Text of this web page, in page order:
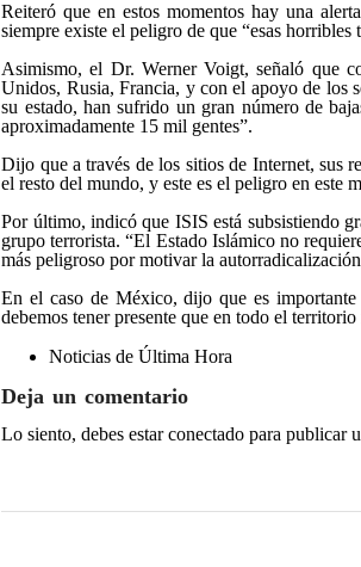
Reiteró que en estos momentos hay una
siempre existe el peligro de que “esas
Asimismo, el Dr. Werner Voigt, señaló que
Unidos, Rusia, Francia, y con el apoyo de los
su estado, han sufrido un gran número de
aproximadamente 15 mil gentes”.
Dijo que a través de los sitios de Internet, sus
el resto del mundo, y este es el peligro en este
Por último, indicó que ISIS está subsistiendo
grupo terrorista. “El Estado Islámico no
más peligroso por motivar la
En el caso de México, dijo que es importante
debemos tener presente que en todo el
Noticias de Última Hora
Deja un comentario
Lo siento, debes estarconectado para publicar